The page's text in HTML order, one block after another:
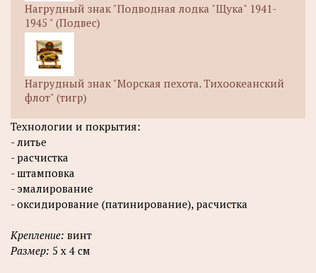
Нагрудный знак "Подводная лодка "Щука" 1941-
1945 " (Подвес)
Нагрудный знак "Морская пехота. Тихоокеанский
флот" (тигр)
Технологии и покрытия:
- литье
- расчистка
- штамповка
- эмалирование
- оксидирование (патинирование), расчистка
Крепление: винт
Размер: 5 х 4 см